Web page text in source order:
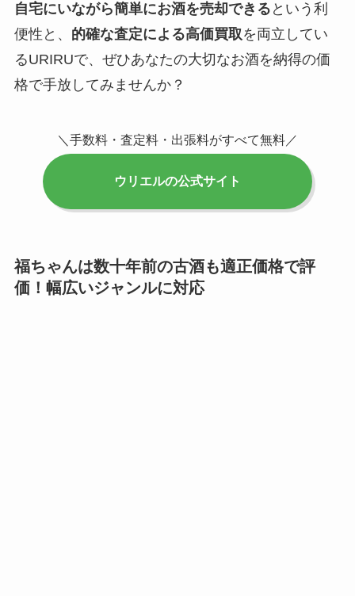
自宅にいながら簡単にお酒を売却できる という利
便性と、 的確な査定による高価買取を両立してい
るURIRUで、ぜひあなたの大切なお酒を納得の価
格で手放してみませんか？
＼手数料・査定料・出張料がすべて無料／
ウリエルの公式サイト
福ちゃんは数十年前の古酒も適正価格で評
価！幅広いジャンルに対応